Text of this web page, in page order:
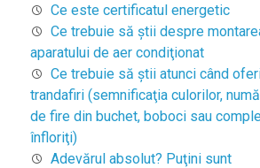
Ce este certificatul energetic
Ce trebuie să ştii despre
aparatului de aer condiţionat
Ce trebuie să ştii atunci când
trandafiri (semnificaţia culorilor,
de fire din buchet, boboci sau
înfloriţi)
Adevărul absolut? Puţini sunt